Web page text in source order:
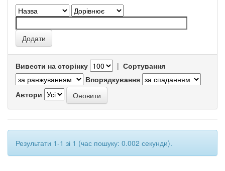
Вивести на сторінку | Сортування
Впорядкування
Автори
Результати 1-1 зі 1 (час пошуку: 0.002 секунди).